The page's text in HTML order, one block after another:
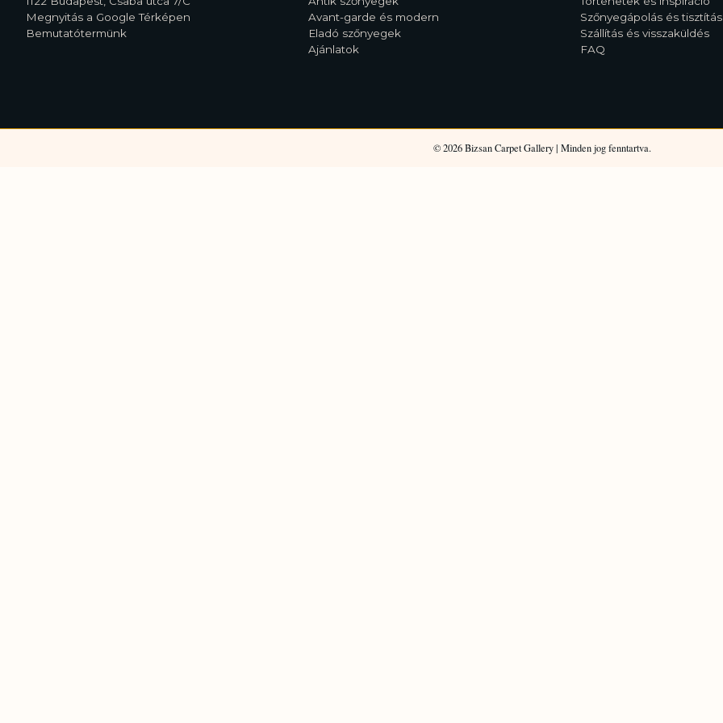
Megnyitás a Google Térképen
Bemutatótermünk
Avant-garde és modern
Eladó szőnyegek
Ajánlatok
Szőnyegápolás és tisztítás
Szállítás és visszaküldés
FAQ
©2026Bizsan Carpet Gallery | Minden jog fenntartva.